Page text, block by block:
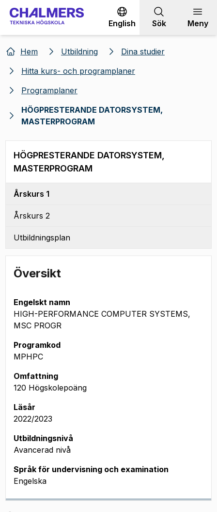
Gå till innehållet
English Sök Meny
Hem Utbildning
Dina studier
Hitta kurs- och programplaner
Programplaner
HÖGPRESTERANDE DATORSYSTEM,
MASTERPROGRAM
HÖGPRESTERANDE DATORSYSTEM,
MASTERPROGRAM
Årskurs 1
Årskurs 2
Utbildningsplan
Översikt
Engelskt namn
HIGH-PERFORMANCE COMPUTER SYSTEMS,
MSC PROGR
Programkod
MPHPC
Omfattning
120 Högskolepoäng
Läsår
2022/2023
Utbildningsnivå
Avancerad nivå
Språk för undervisning och examination
Engelska